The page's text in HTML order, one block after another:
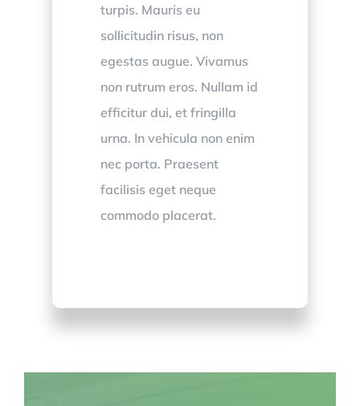
turpis. Mauris eu
sollicitudin risus, non
egestas augue. Vivamus
non rutrum eros. Nullam id
efficitur dui, et fringilla
urna. In vehicula non enim
nec porta. Praesent
facilisis eget neque
commodo placerat.